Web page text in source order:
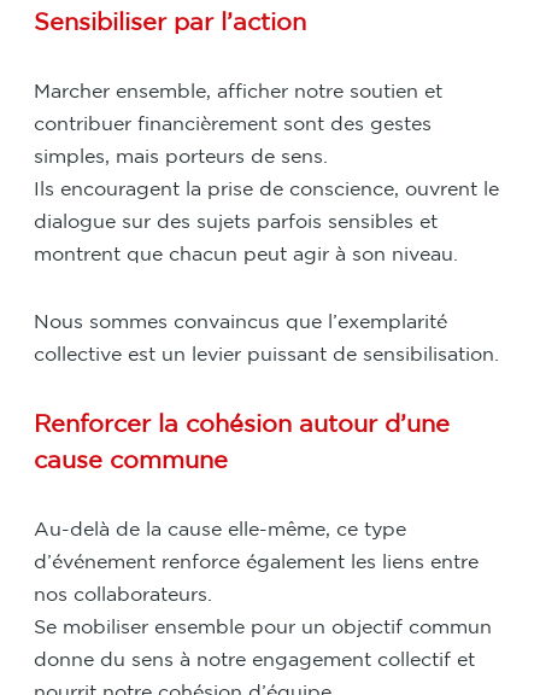
Sensibiliser par l’action
Marcher ensemble, afficher notre soutien et
contribuer financièrement sont des gestes
simples, mais porteurs de sens.
Ils encouragent la prise de conscience, ouvrent le
dialogue sur des sujets parfois sensibles et
montrent que chacun peut agir à son niveau.
Nous sommes convaincus que l’exemplarité
collective est un levier puissant de sensibilisation.
Renforcer la cohésion autour d’une
cause commune
Au-delà de la cause elle-même, ce type
d’événement renforce également les liens entre
nos collaborateurs.
Se mobiliser ensemble pour un objectif commun
donne du sens à notre engagement collectif et